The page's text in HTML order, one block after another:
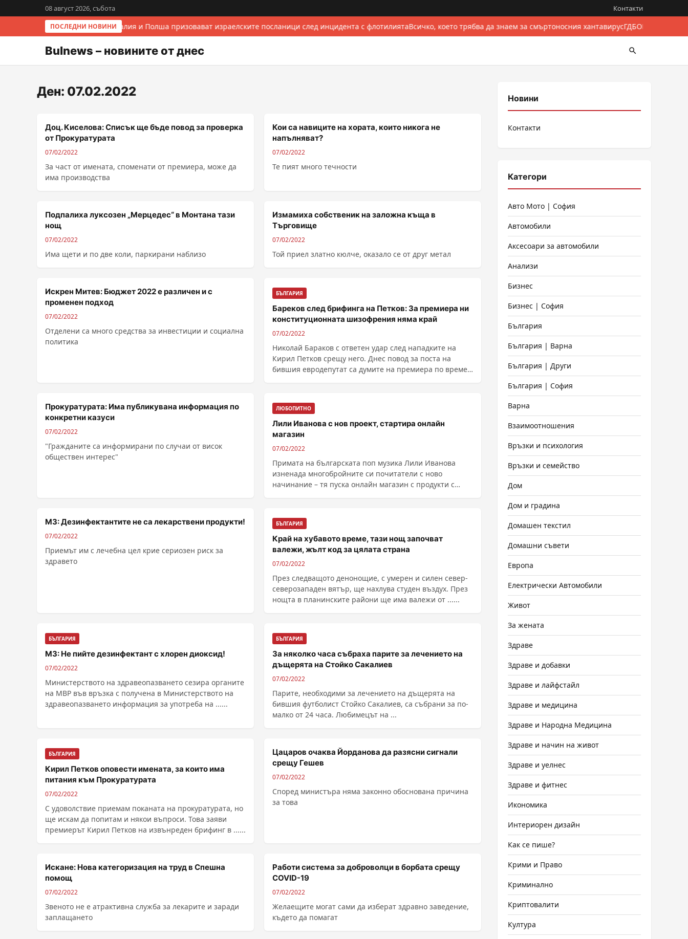
08 август 2026, събота Контакти
ПОСЛЕДНИ НОВИНИИталия и Полша призовават израелските посланици след инцидента с флотилиятаВсичко, което трябва да знаем за смъртоносния хантавирусГДБОП разби
Bulnews – новините от днес
Ден: 07.02.2022
Доц. Киселова: Списък ще бъде повод за проверка
от Прокуратурата
07/02/2022
За част от имената, споменати от премиера, може да
има производства
Кои са навиците на хората, които никога не
напълняват?
07/02/2022
Те пият много течности
Подпалиха луксозен „Мерцедес“ в Монтана тази
нощ
07/02/2022
Има щети и по две коли, паркирани наблизо
Измамиха собственик на заложна къща в
Търговище
07/02/2022
Той приел златно кюлче, оказало се от друг метал
Искрен Митев: Бюджет 2022 е различен и с
променен подход
07/02/2022
Отделени са много средства за инвестиции и социална
политика
БЪЛГАРИЯ
Бареков след брифинга на Петков: За премиера ни
конституционната шизофрения няма край
07/02/2022
Николай Бараков с ответен удар след нападките на
Кирил Петков срещу него. Днес повод за поста на
бившия евродепутат са думите на премиера по време
Прокуратурата: Има публикувана информация по
конкретни казуси
07/02/2022
"Гражданите са информирани по случаи от висок
обществен интерес"
ЛЮБОПИТНО
Лили Иванова с нов проект, стартира онлайн
магазин
07/02/2022
Примата на българската поп музика Лили Иванова
изненада многобройните си почитатели с ново
начинание – тя пуска онлайн магазин с продукти с
МЗ: Дезинфектантите не са лекарствени продукти!
07/02/2022
Приемът им с лечебна цел крие сериозен риск за
здравето
БЪЛГАРИЯ
Край на хубавото време, тази нощ започват
валежи, жълт код за цялата страна
07/02/2022
През следващото денонощие, с умерен и силен север-
северозападен вятър, ще нахлува студен въздух. През
нощта в планинските райони ще има валежи от ......
БЪЛГАРИЯ
МЗ: Не пийте дезинфектант с хлорен диоксид!
07/02/2022
Министерството на здравеопазването сезира органите
на МВР във връзка с получена в Министерството на
здравеопазването информация за употреба на ......
БЪЛГАРИЯ
За няколко часа събраха парите за лечението на
дъщерята на Стойко Сакалиев
07/02/2022
Парите, необходими за лечението на дъщерята на
бившия футболист Стойко Сакалиев, са събрани за по-
малко от 24 часа. Любимецът на ...
БЪЛГАРИЯ
Кирил Петков оповести имената, за които има
питания към Прокуратурата
07/02/2022
С удоволствие приемам поканата на прокуратурата, но
ще искам да попитам и някои въпроси. Това заяви
премиерът Кирил Петков на извънреден брифинг в ......
Цацаров очаква Йорданова да разясни сигнали
срещу Гешев
07/02/2022
Според министъра няма законно обоснована причина
за това
Искане: Нова категоризация на труд в Спешна
помощ
07/02/2022
Звеното не е атрактивна служба за лекарите и заради
заплащането
Работи система за доброволци в борбата срещу
COVID-19
07/02/2022
Желаещите могат сами да изберат здравно заведение,
където да помагат
Новини
Контакти
Категори
Авто Мото | София
Автомобили
Аксесоари за автомобили
Анализи
Бизнес
Бизнес | София
България
България | Варна
България | Други
България | София
Варна
Взаимоотношения
Връзки и психология
Връзки и семейство
Дом
Дом и градина
Домашен текстил
Домашни съвети
Европа
Електрически Автомобили
Живот
За жената
Здраве
Здраве и добавки
Здраве и лайфстайл
Здраве и медицина
Здраве и Народна Медицина
Здраве и начин на живот
Здраве и уелнес
Здраве и фитнес
Икономика
Интериорен дизайн
Как се пише?
Крими и Право
Криминално
Криптовалити
Култура